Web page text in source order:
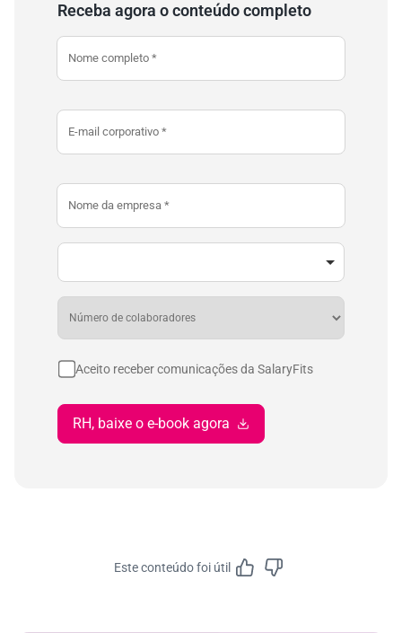
Receba agora o conteúdo completo
Aceito receber comunicações da SalaryFits
RH, baixe o e-book agora
Este conteúdo foi útil